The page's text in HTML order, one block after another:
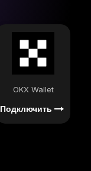
OKX Wallet
Подключить